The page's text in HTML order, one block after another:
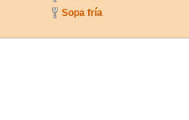
Sopa fría